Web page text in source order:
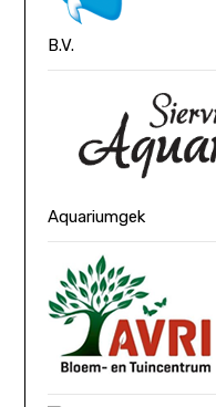
B.V.
Aquariumgek